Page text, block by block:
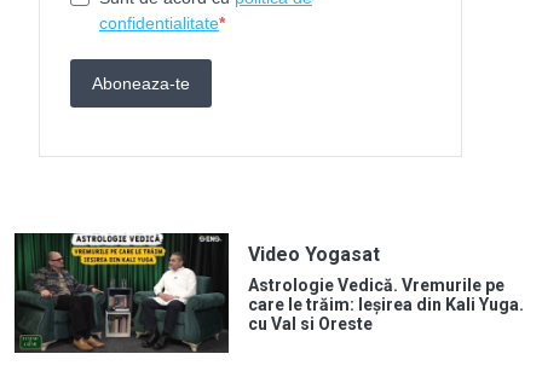
Video Yogasat
Astrologie Vedică. Vremurile pe
care le trăim: Ieșirea din Kali Yuga.
cu Val si Oreste